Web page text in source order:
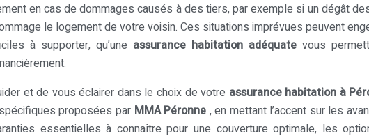
en cas de dommages causés à des tiers, par exemple si un dégât
le logement de votre voisin. Ces situations imprévues peuvent
à supporter, qu’une assurance habitation adéquate vous
et de vous éclairer dans le choix de votre assurance habitation à
proposées par MMA Péronne , en mettant l’accent sur les
essentielles à connaître pour une couverture optimale, les